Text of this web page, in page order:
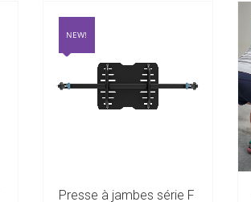
NEW!
Presse à jambes série F